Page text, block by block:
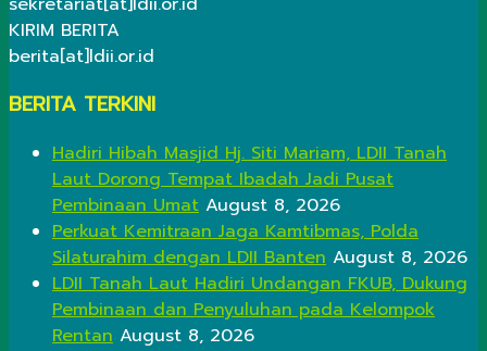
KIRIM BERITA
berita[at]ldii.or.id
BERITA TERKINI
Hadiri Hibah Masjid Hj. Siti Mariam, LDII Tanah
Laut Dorong Tempat Ibadah Jadi Pusat
Pembinaan Umat August 8, 2026
Perkuat Kemitraan Jaga Kamtibmas, Polda
Silaturahim dengan LDII Banten August 8, 2026
LDII Tanah Laut Hadiri Undangan FKUB, Dukung
Pembinaan dan Penyuluhan pada Kelompok
Rentan August 8, 2026